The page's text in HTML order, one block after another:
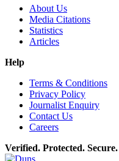
About Us
Media Citations
Statistics
Articles
Help
Terms & Conditions
Privacy Policy
Journalist Enquiry
Contact Us
Careers
Verified. Protected. Secure.